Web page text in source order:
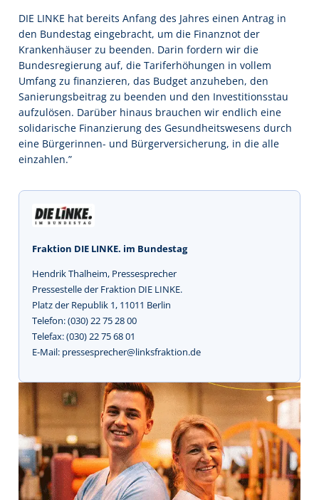
DIE LINKE hat bereits Anfang des Jahres einen Antrag in
den Bundestag eingebracht, um die Finanznot der
Krankenhäuser zu beenden. Darin fordern wir die
Bundesregierung auf, die Tariferhöhungen in vollem
Umfang zu finanzieren, das Budget anzuheben, den
Sanierungsbeitrag zu beenden und den Investitionsstau
aufzulösen. Darüber hinaus brauchen wir endlich eine
solidarische Finanzierung des Gesundheitswesens durch
eine Bürgerinnen- und Bürgerversicherung, in die alle
einzahlen.”
Fraktion DIE LINKE. im Bundestag
Hendrik Thalheim, Pressesprecher
Pressestelle der Fraktion DIE LINKE.
Platz der Republik 1, 11011 Berlin
Telefon: (030) 22 75 28 00
Telefax: (030) 22 75 68 01
E-Mail: pressesprecher@linksfraktion.de